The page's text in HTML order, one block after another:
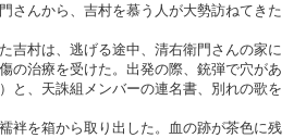
さんから、吉村を慕う人が大勢訪ねてきた
吉村は、逃げる途中、清右衛門さんの家に
の治療を受けた。出発の際、銃弾で穴があ
と、天誅組メンバーの連名書、別れの歌を
袢を箱から取り出した。血の跡が茶色に残